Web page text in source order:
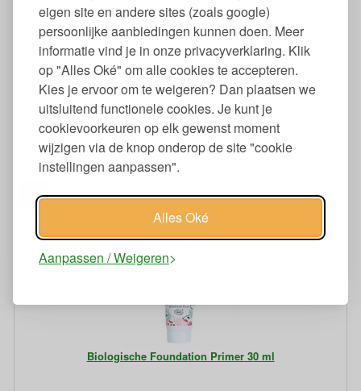
eigen site en andere sites (zoals google)
persoonlijke aanbiedingen kunnen doen. Meer
informatie vind je in onze privacyverklaring. Klik
op "Alles Oké" om alle cookies te accepteren.
Kies je ervoor om te weigeren? Dan plaatsen we
uitsluitend functionele cookies. Je kunt je
cookievoorkeuren op elk gewenst moment
wijzigen via de knop onderop de site "cookie
instellingen aanpassen".
Alles Oké
Aanpassen / Weigeren
Biologische Cream Oogschaduw
€12,
Biologische Foundation Primer 30 ml